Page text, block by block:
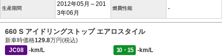
生産期間
2012年05月～201
3年06月
燃費性能 -
660 S アイドリングストップ エアロスタイル
新車時価格129.8万円(税込)
JC08
-km/L 10・15
-km/L